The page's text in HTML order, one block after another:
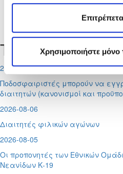
Χρησιμοποιήστε μόνο
Δεν υπάρχουν
Τελευταία Νέα
2026-08-07
Ποδοσφαιριστές μπορούν να
διαιτητών (κανονισμοί και
2026-08-06
Διαιτητές φιλικών αγώνων
2026-08-05
Οι προπονητές των Εθνικών
Νεανίδων Κ-19